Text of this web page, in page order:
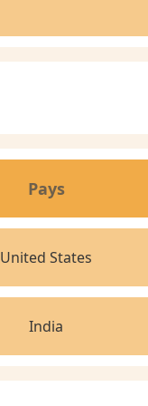
Pays
United States
India